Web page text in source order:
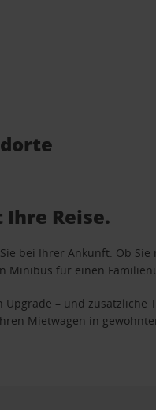
Reise.
bei Ihrer Ankunft. Ob
Minibus für einen
– und
Mietwagen in